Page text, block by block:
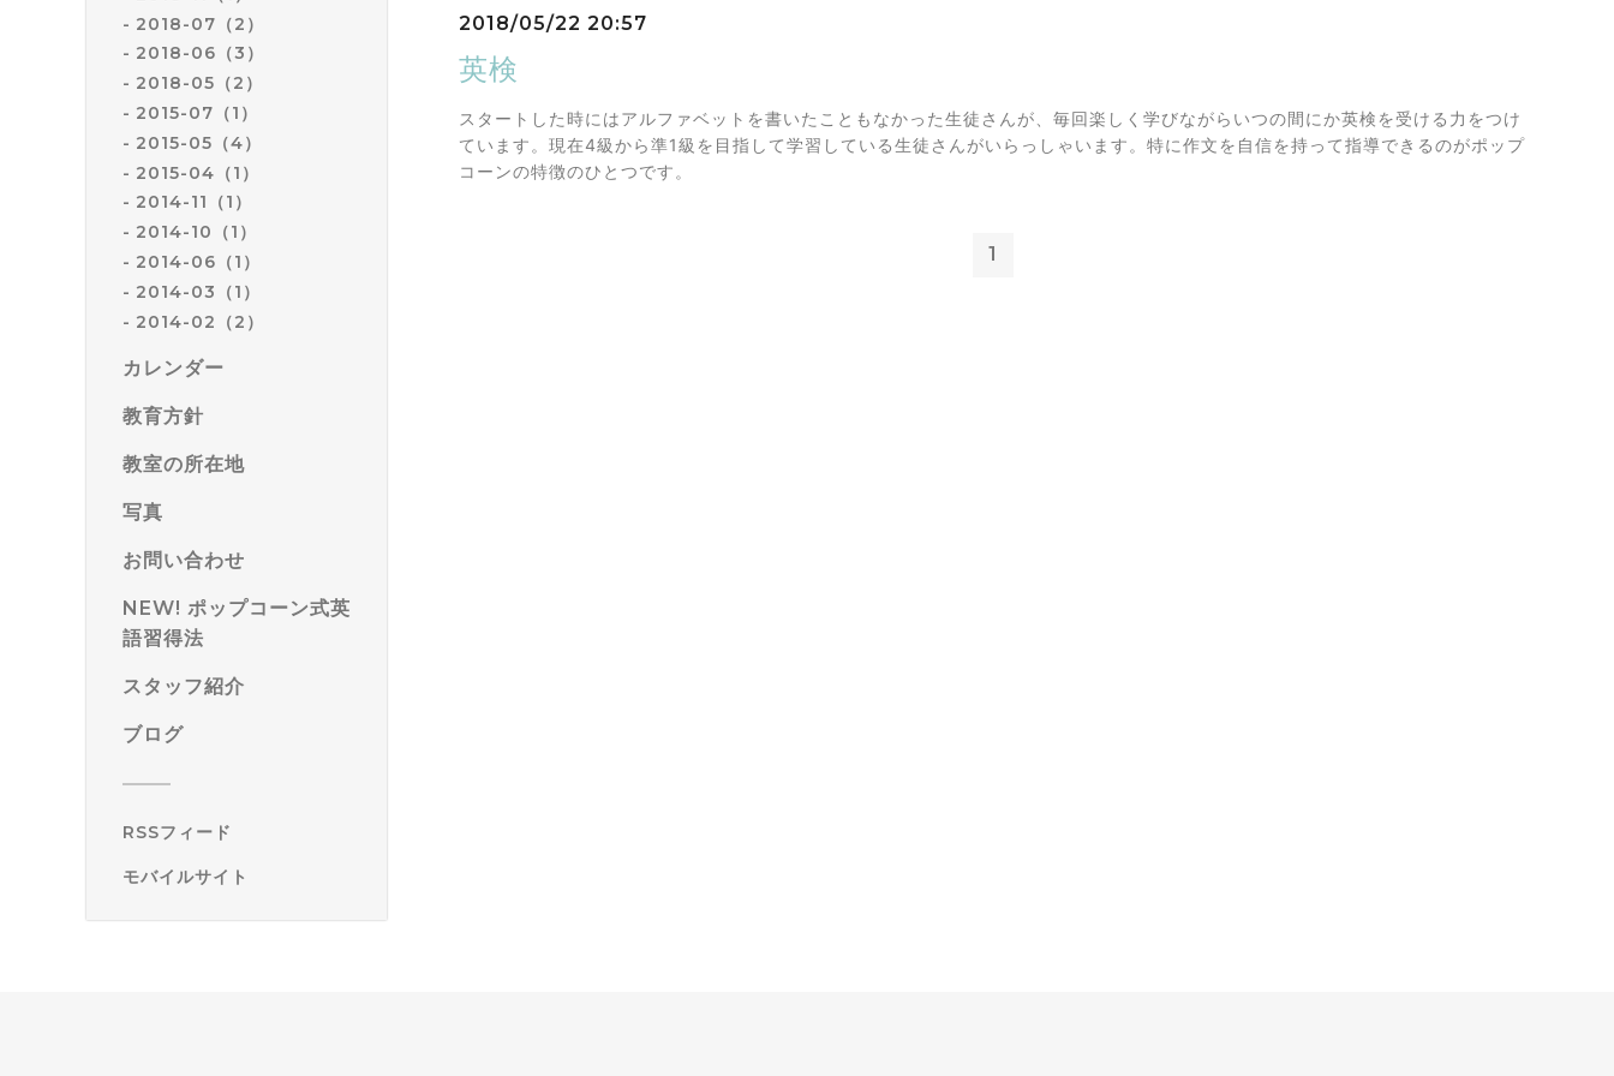
2018-07（2）
2018-06（3）
2018-05（2）
2015-07（1）
2015-05（4）
2015-04（1）
2014-11（1）
2014-10（1）
2014-06（1）
2014-03（1）
2014-02（2）
カレンダー
教育方針
教室の所在地
写真
お問い合わせ
NEW! ポップコーン式英
語習得法
スタッフ紹介
ブログ
RSSフィード
モバイルサイト
2018/05/22 20:57
英検
スタートした時にはアルファベットを書いたこともなかった生徒さんが、毎回楽しく学びながらいつの間にか英検を受ける力をつけ
ています。現在4級から準1級を目指して学習している生徒さんがいらっしゃいます。特に作文を自信を持って指導できるのがポップ
コーンの特徴のひとつです。
1